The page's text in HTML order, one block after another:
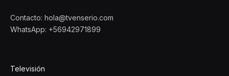
Contacto: hola@tvenserio.com
WhatsApp: +56942971899
Televisión